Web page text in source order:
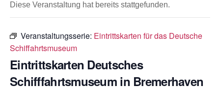
Diese Veranstaltung hat bereits stattgefunden.
Veranstaltungsserie: Eintrittskarten für das Deutsche
Schiffahrtsmuseum
Eintrittskarten Deutsches
Schifffahrtsmuseum in Bremerhaven